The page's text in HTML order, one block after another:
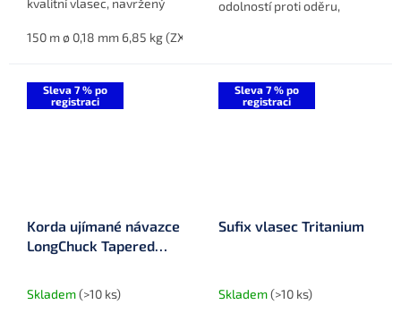
kvalitní vlasec, navržený
feederové rybaření.
150 m ø 0,18 mm 6,85 kg (ZXUV-018-150)
odolností proti oděru,
"Silicon...
Sleva 7 % po
registraci
Korda ujímané návazce
LongChuck Tapered
Skladem(>10 ks)
Sleva 7 % po
registraci
Sufix vlasec Tritanium
Skladem(>10 ks)